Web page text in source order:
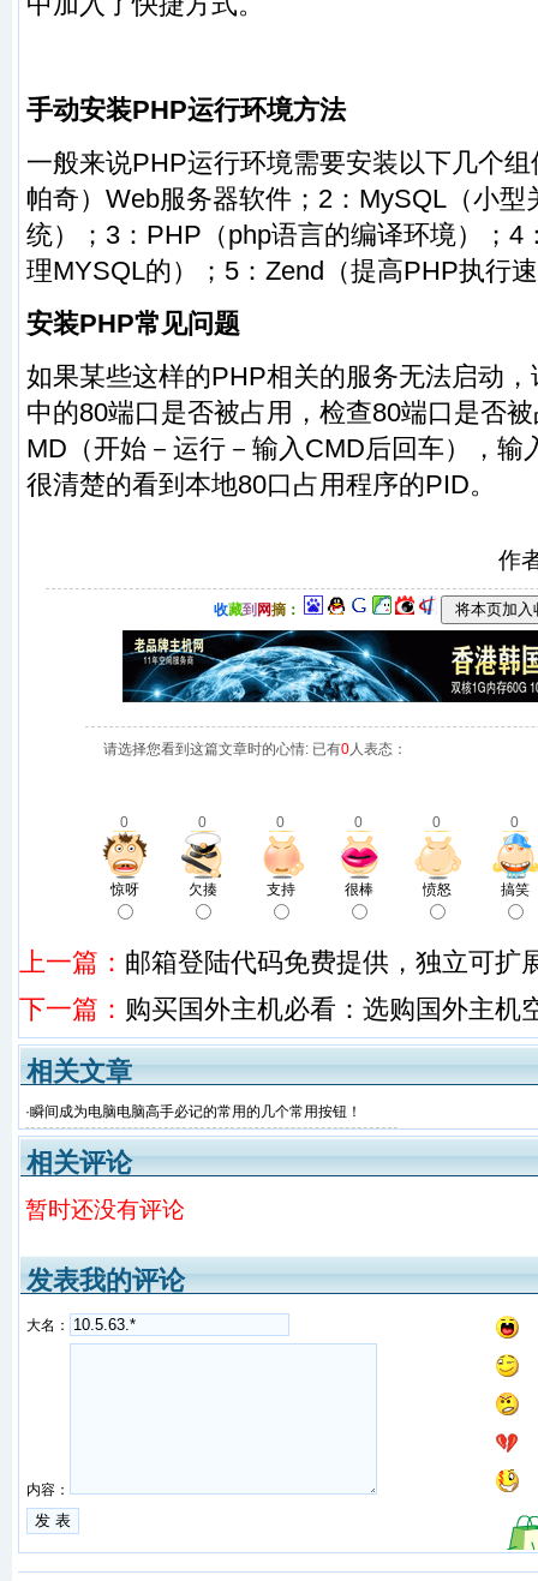
手动安装PHP运行环境方法
一般来说PHP运行环境需要安装以下几个组
帕奇）Web服务器软件；2： MySQL （小
统）；3： PHP （php语言的编译环境）；4
理MYSQL的）；5： Zend （提高PHP执行
安装PHP常见问题
如果某些这样的PHP相关的服务无法启动
中的80端口是否被占用，检查80端口是否
MD（开始－运行－输入CMD后回车），输
很清楚的看到本地80口占用程序的PID。
作
收藏到 网摘：
请选择您看到这篇文章时的心情: 已有0人表态：
0 0 0 0 0 0
惊呀 欠揍 支持 很棒 愤怒 搞笑
上一篇： 邮箱登陆代码免费提供，独立可扩
下一篇： 购买国外主机必看：选购国外主机
相关文章
·瞬间成为电脑电脑高手必记的常用的几个常用按钮！
相关评论
暂时还没有评论
发表我的评论
大名：
内容：